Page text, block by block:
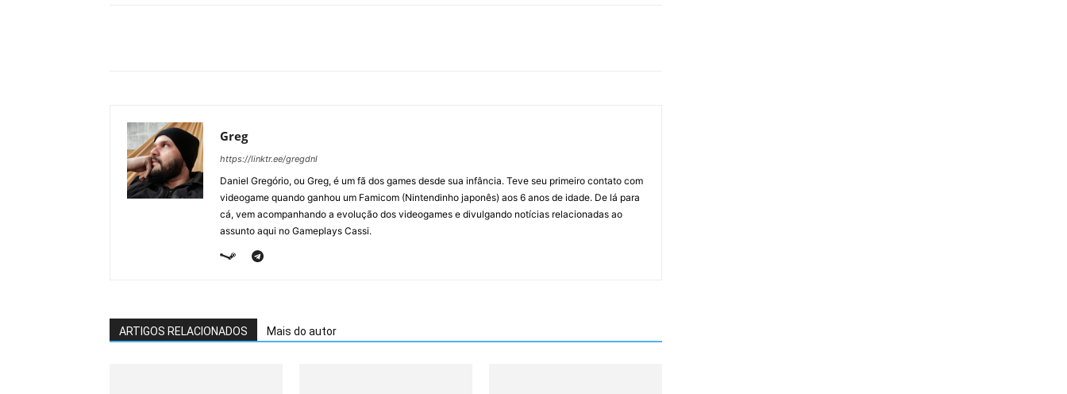
Greg
https://linktr.ee/gregdnl
Daniel Gregório, ou Greg, é um fã dos games desde sua infância. Teve seu primeiro contato com
videogame quando ganhou um Famicom (Nintendinho japonês) aos 6 anos de idade. De lá para
cá, vem acompanhando a evolução dos videogames e divulgando notícias relacionadas ao
assunto aqui no Gameplays Cassi.
ARTIGOS RELACIONADOS Mais do autor